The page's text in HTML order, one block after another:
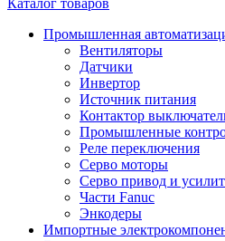
Каталог товаров
Промышленная
Вентиляторы
Датчики
Инвертор
Источник питания
Контактор
Промышленные
Реле переключения
Серво моторы
Серво привод и
Части Fanuc
Энкодеры
Импортные